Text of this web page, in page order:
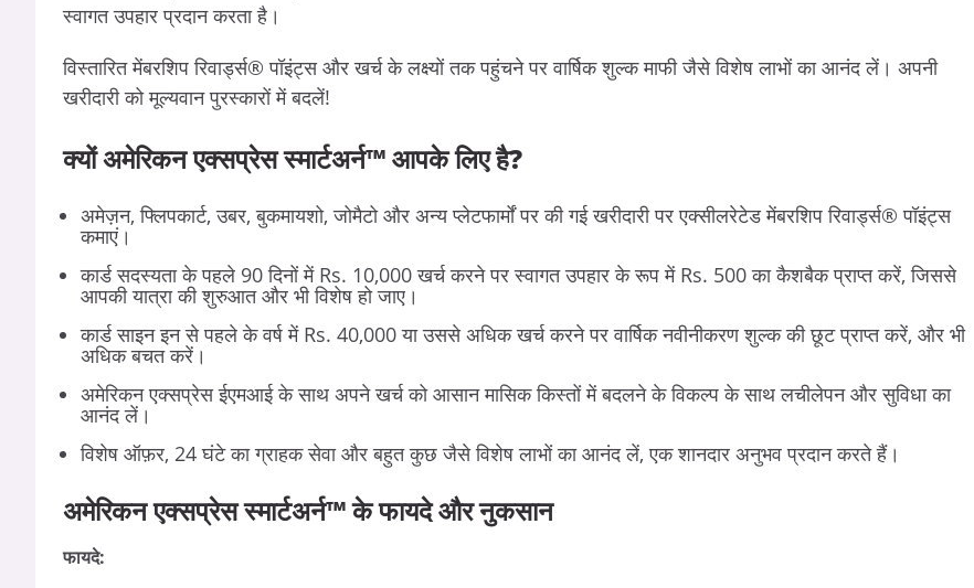
स्वागत उपहार प्रदान करता है।
विस्तारित मेंबरशिप रिवार्ड्स® पॉइंट्स और खर्च के लक्ष्यों तक पहुंचने पर वार्षिक शुल्क माफी जैसे विशेष लाभों का आनंद लें। अपनी
खरीदारी को मूल्यवान पुरस्कारों में बदलें!
क्यों अमेरिकन एक्सप्रेस स्मार्टअर्न™ आपके लिए है?
अमेज़न, फ्लिपकार्ट, उबर, बुकमायशो, जोमैटो और अन्य प्लेटफार्मों पर की गई खरीदारी पर एक्सीलरेटेड मेंबरशिप रिवार्ड्स® पॉइंट्स
कमाएं।
कार्ड सदस्यता के पहले 90 दिनों में Rs. 10,000 खर्च करने पर स्वागत उपहार के रूप में Rs. 500 का कैशबैक प्राप्त करें, जिससे
आपकी यात्रा की शुरुआत और भी विशेष हो जाए।
कार्ड साइन इन से पहले के वर्ष में Rs. 40,000 या उससे अधिक खर्च करने पर वार्षिक नवीनीकरण शुल्क की छूट प्राप्त करें, और भी
अधिक बचत करें।
अमेरिकन एक्सप्रेस ईएमआई के साथ अपने खर्च को आसान मासिक किस्तों में बदलने के विकल्प के साथ लचीलेपन और सुविधा का
आनंद लें।
विशेष ऑफ़र, 24 घंटे का ग्राहक सेवा और बहुत कुछ जैसे विशेष लाभों का आनंद लें, एक शानदार अनुभव प्रदान करते हैं।
अमेरिकन एक्सप्रेस स्मार्टअर्न™ के फायदे और नुकसान
फायदे: